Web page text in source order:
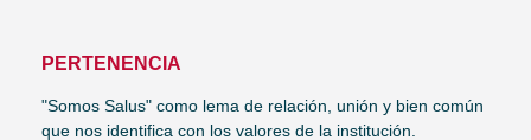
PERTENENCIA
"Somos Salus" como lema de relación, unión y bien común
que nos identifica con los valores de la institución.